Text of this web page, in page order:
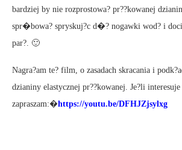
bardziej by nie rozprostowa? pr??kowanej
spr�bowa? spryskuj?c d�? nogawki wod? i
par?. 🙂
Nagra?am te? film, o zasadach skracania i
dzianiny elastycznej pr??kowanej. Je?li
zapraszam:�https://youtu.be/DFHJZjsylxg